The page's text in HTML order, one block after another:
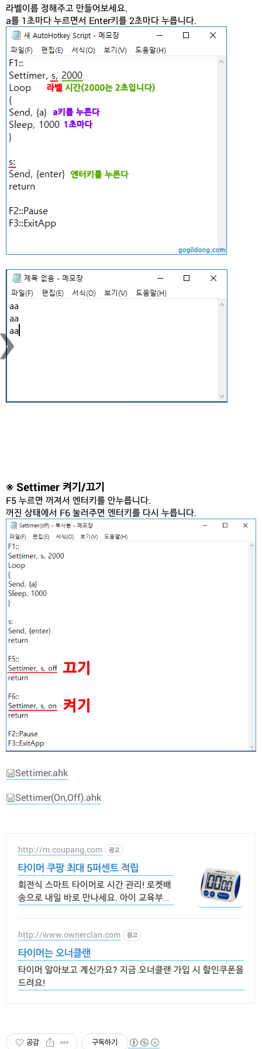
라벨이름 정해주고 만들어보세요.
a를 1초마다 누르면서 Enter키를 2초마다 누릅니다.
※ Settimer 켜기/끄기
F5 누르면 꺼져서 엔터키를 안누릅니다.
꺼진 상태에서 F6 눌러주면 엔터키를 다시 누릅니다.
Settimer.ahk
Settimer(On,Off).ahk
http://m.coupang.com 광고
타이머 쿠팡 최대 5퍼센트 적립
회전식 스마트 타이머로 시간 관리! 로켓배
송으로 내일 바로 만나세요. 아이 교육부터
http://www.ownerclan.com 광고
타이머는 오너클랜
타이머 알아보고 계신가요? 지금 오너클랜 가입 시 할인쿠폰을
드려요!
공감 구독하기